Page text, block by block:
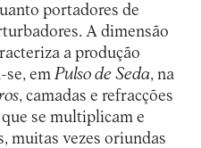
portadores de
A dimensão
a produção
em Pulso de Seda, na
, camadas e refracções
se multiplicam e
muitas vezes oriundas